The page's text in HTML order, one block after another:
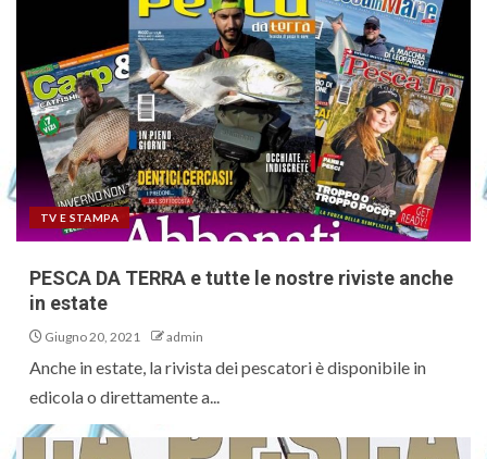
TV E STAMPA
PESCA DA TERRA e tutte le nostre riviste anche
in estate
Giugno 20, 2021 admin
Anche in estate, la rivista dei pescatori è disponibile in
edicola o direttamente a...